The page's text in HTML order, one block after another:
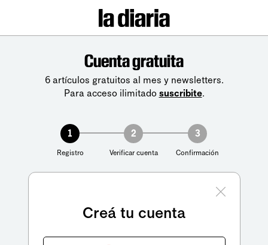
Cuenta gratuita
6 artículos gratuitos al mes y newsletters.
Para acceso ilimitado suscribite.
1
Registro
2
Verificar cuenta
3
Confirmación
Creá tu cuenta